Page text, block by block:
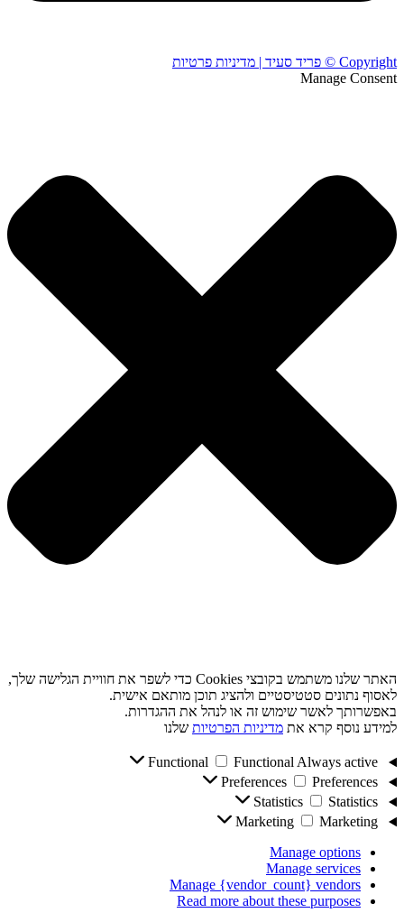
Copyright © פריד סעיד | מדיניות פרטיות
Manage Consent
האתר שלנו משתמש בקובצי Cookies כדי לשפר את חוויית הגלישה שלך,
לאסוף נתונים סטטיסטיים ולהציג תוכן מותאם אישית.
באפשרותך לאשר שימוש זה או לנהל את ההגדרות.
למידע נוסף קרא את מדיניות הפרטיות שלנו
Functional Functional Always active
Preferences
Preferences
Statistics
Statistics
Marketing
Marketing
Manage options
Manage services
Manage {vendor_count} vendors
Read more about these purposes